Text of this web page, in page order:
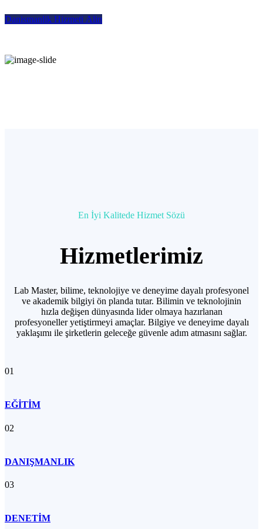
Danismanlik Hizmeti Alin
En İyi Kalitede Hizmet Sözü
Hizmetlerimiz
Lab Master, bilime, teknolojiye ve deneyime dayalı profesyonel
ve akademik bilgiyi ön planda tutar. Bilimin ve teknolojinin
hızla değişen dünyasında lider olmaya hazırlanan
profesyoneller yetiştirmeyi amaçlar. Bilgiye ve deneyime dayalı
yaklaşımı ile şirketlerin geleceğe güvenle adım atmasını sağlar.
01
EĞİTİM
02
DANIŞMANLIK
03
DENETİM